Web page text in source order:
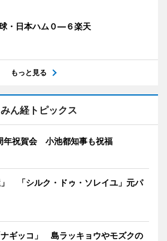
・日本ハム０―６楽天
もっと見る
みん経トピックス
年祝賀会 小池都知事も祝福
「シルク・ドゥ・ソレイユ」元パ
ギッコ」 島ラッキョウやモズクの